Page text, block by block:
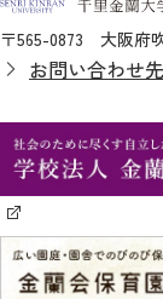
〒565-0873 大阪府
お問い合わせ